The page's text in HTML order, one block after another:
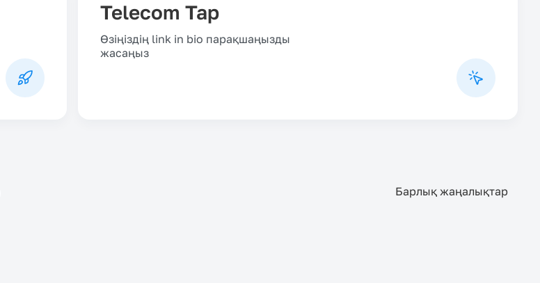
Telecom Tap
Өзіңіздің link in bio парақшаңызды
жасаңыз
Барлық жаңалықтар